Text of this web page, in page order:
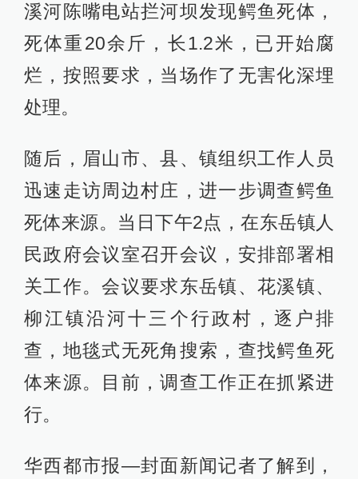
溪河陈嘴电站拦河坝发现鳄鱼死体，
死体重20余斤，长1.2米，已开始腐
烂，按照要求，当场作了无害化深埋
处理。
随后，眉山市、县、镇组织工作人员
迅速走访周边村庄，进一步调查鳄鱼
死体来源。当日下午2点，在东岳镇人
民政府会议室召开会议，安排部署相
关工作。会议要求东岳镇、花溪镇、
柳江镇沿河十三个行政村，逐户排
查，地毯式无死角搜索，查找鳄鱼死
体来源。目前，调查工作正在抓紧进
行。
华西都市报—封面新闻记者了解到，